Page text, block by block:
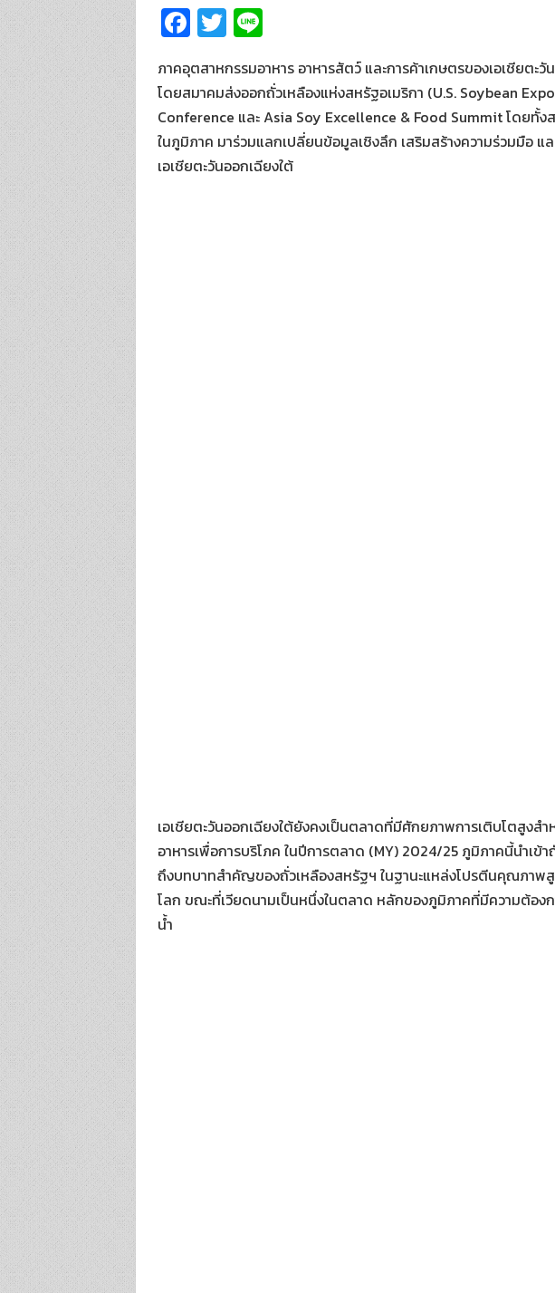
Fa
ce
b
o
o
k
T
wi
tt
er
Li
e
ภาคอุตสาหกรรมอาหาร อาหารสัตว์ และการค้าเกษตรของเอเชียต
โดยสมาคมส่งออกถั่วเหลืองแห่งสหรัฐอเมริกา (U.S. Soybean
Conference และ Asia Soy Excellence & Food Summit โดยทั้
ในภูมิภาค มาร่วมแลกเปลี่ยนข้อมูลเชิงลึก เสริมสร้างความร่วมมือ แ
เอเชียตะวันออกเฉียงใต้
เอเชียตะวันออกเฉียงใต้ยังคงเป็นตลาดที่มีศักยภาพการเติบโตสูง
อาหารเพื่อการบริโภค ในปีการตลาด (MY) 2024/25 ภูมิภาคนี้นำเข้
ถึงบทบาทสำคัญของถั่วเหลืองสหรัฐฯ ในฐานะแหล่งโปรตีนคุณภาพ
โลก ขณะที่เวียดนามเป็นหนึ่งในตลาด หลักของภูมิภาคที่มีความต้อง
น้ำ